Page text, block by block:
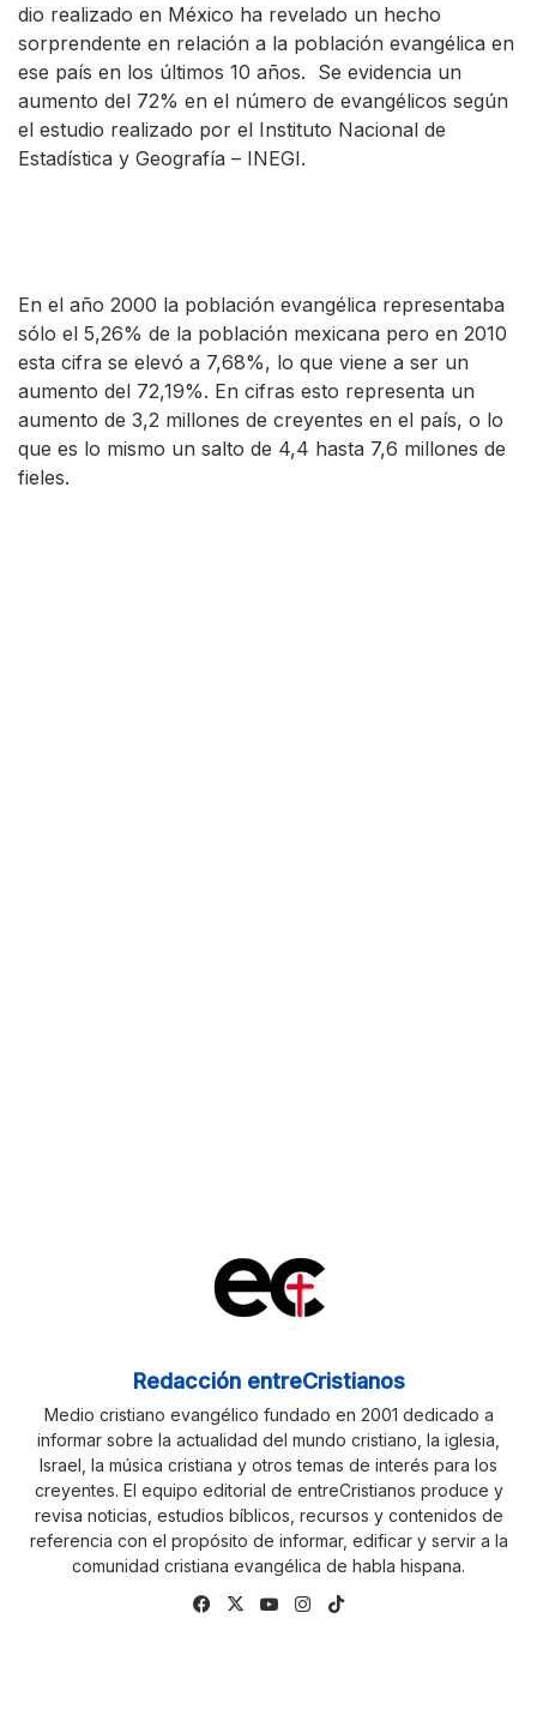
dio realizado en México ha revelado un hecho
sorprendente en relación a la población evangélica en
ese país en los últimos 10 años. Se evidencia un
aumento del 72% en el número de evangélicos según
el estudio realizado por el Instituto Nacional de
Estadística y Geografía – INEGI.
En el año 2000 la población evangélica representaba
sólo el 5,26% de la población mexicana pero en 2010
esta cifra se elevó a 7,68%, lo que viene a ser un
aumento del 72,19%. En cifras esto representa un
aumento de 3,2 millones de creyentes en el país, o lo
que es lo mismo un salto de 4,4 hasta 7,6 millones de
fieles.
Redacción entreCristianos
Medio cristiano evangélico fundado en 2001 dedicado a
informar sobre la actualidad del mundo cristiano, la iglesia,
Israel, la música cristiana y otros temas de interés para los
creyentes. El equipo editorial de entreCristianos produce y
revisa noticias, estudios bíblicos, recursos y contenidos de
referencia con el propósito de informar, edificar y servir a la
comunidad cristiana evangélica de habla hispana.
Fa
X
Yo
Ins